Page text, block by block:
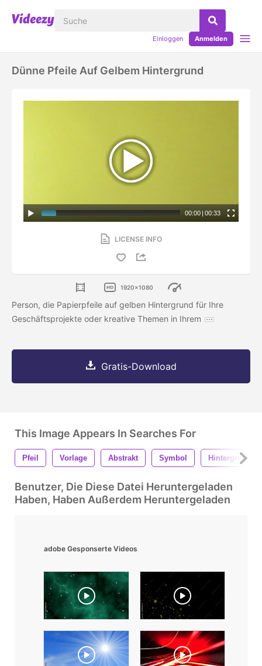
Einloggen Anmelden
Dünne Pfeile Auf Gelbem Hintergrund
00:00 | 00:33
LICENSE INFO
1920x1080
Person, die Papierpfeile auf gelben Hintergrund für Ihre
Geschäftsprojekte oder kreative Themen in Ihrem
Gratis-Download
This Image Appears In Searches For
Pfeil Vorlage Abstrakt Symbol Hintergrund
Benutzer, Die Diese Datei Heruntergeladen
Haben, Haben Außerdem Heruntergeladen
adobe Gesponserte Videos